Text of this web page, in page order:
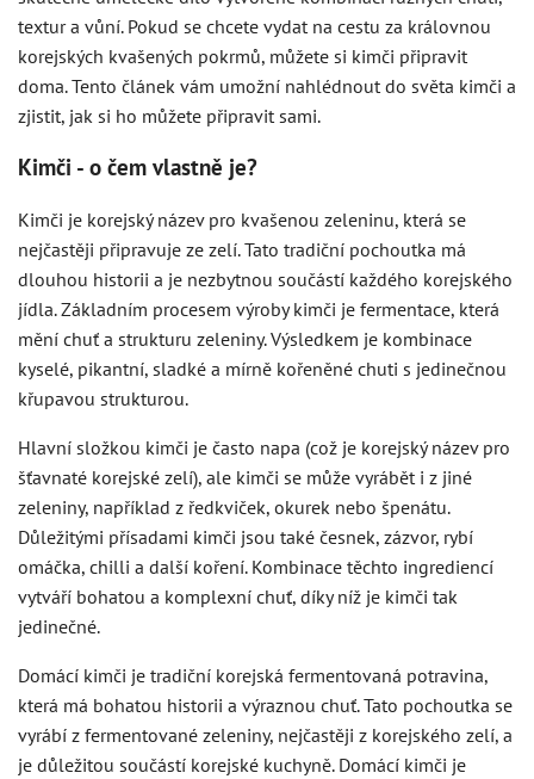
textur a vůní. Pokud se chcete vydat na cestu za královnou
korejských kvašených pokrmů, můžete si kimči připravit
doma. Tento článek vám umožní nahlédnout do světa kimči a
zjistit, jak si ho můžete připravit sami.
Kimči - o čem vlastně je?
Kimči je korejský název pro kvašenou zeleninu, která se
nejčastěji připravuje ze zelí. Tato tradiční pochoutka má
dlouhou historii a je nezbytnou součástí každého korejského
jídla. Základním procesem výroby kimči je fermentace, která
mění chuť a strukturu zeleniny. Výsledkem je kombinace
kyselé, pikantní, sladké a mírně kořeněné chuti s jedinečnou
křupavou strukturou.
Hlavní složkou kimči je často napa (což je korejský název pro
šťavnaté korejské zelí), ale kimči se může vyrábět i z jiné
zeleniny, například z ředkviček, okurek nebo špenátu.
Důležitými přísadami kimči jsou také česnek, zázvor, rybí
omáčka, chilli a další koření. Kombinace těchto ingrediencí
vytváří bohatou a komplexní chuť, díky níž je kimči tak
jedinečné.
Domácí kimči je tradiční korejská fermentovaná potravina,
která má bohatou historii a výraznou chuť. Tato pochoutka se
vyrábí z fermentované zeleniny, nejčastěji z korejského zelí, a
je důležitou součástí korejské kuchyně. Domácí kimči je